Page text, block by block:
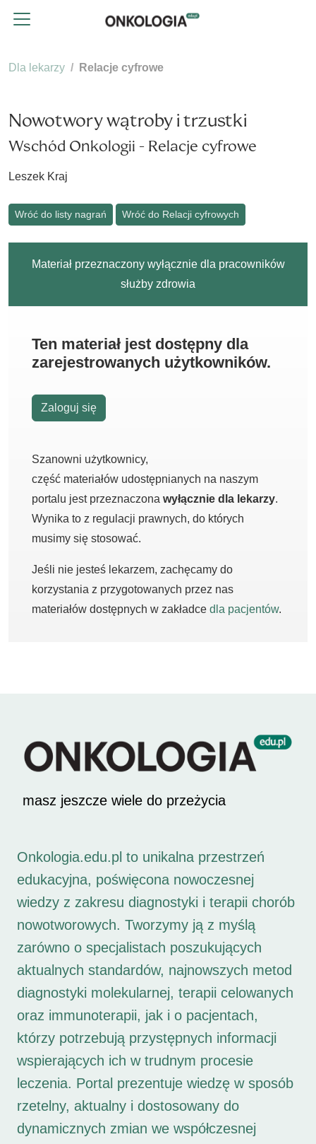
Dla lekarzy Relacje cyfrowe
Nowotwory wątroby i trzustki
Wschód Onkologii - Relacje cyfrowe
Leszek Kraj
Wróć do listy nagrań Wróć do Relacji cyfrowych
Materiał przeznaczony wyłącznie dla pracowników
służby zdrowia
Ten materiał jest dostępny dla
zarejestrowanych użytkowników.
Zaloguj się
Szanowni użytkownicy,
część materiałów udostępnianych na naszym
portalu jest przeznaczona wyłącznie dla lekarzy.
Wynika to z regulacji prawnych, do których
musimy się stosować.
Jeśli nie jesteś lekarzem, zachęcamy do
korzystania z przygotowanych przez nas
materiałów dostępnych w zakładce dla pacjentów.
masz jeszcze wiele do przeżycia
Onkologia.edu.pl to unikalna przestrzeń
edukacyjna, poświęcona nowoczesnej
wiedzy z zakresu diagnostyki i terapii chorób
nowotworowych. Tworzymy ją z myślą
zarówno o specjalistach poszukujących
aktualnych standardów, najnowszych metod
diagnostyki molekularnej, terapii celowanych
oraz immunoterapii, jak i o pacjentach,
którzy potrzebują przystępnych informacji
wspierających ich w trudnym procesie
leczenia. Portal prezentuje wiedzę w sposób
rzetelny, aktualny i dostosowany do
dynamicznych zmian we współczesnej